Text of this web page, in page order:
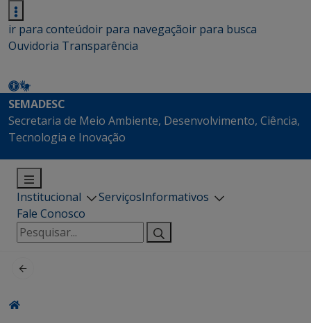
ir para conteúdoir para navegaçãoir para busca
Ouvidoria Transparência
SEMADESC
Secretaria de Meio Ambiente, Desenvolvimento, Ciência,
Tecnologia e Inovação
Institucional ServiçosInformativos
Fale Conosco
Pesquisar
por: